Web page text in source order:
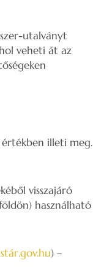
utalványt
veheti át az
illeti meg.
visszajáró
használható
) –